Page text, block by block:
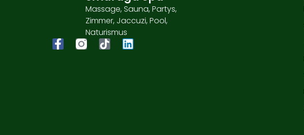
Massage, Sauna, Partys,
Zimmer, Jaccuzi, Pool,
Naturismus